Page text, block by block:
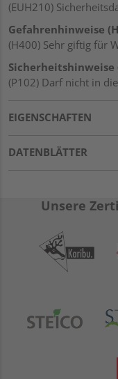
(EUH210)
Gefahrenhinweise
(H400) Sehr giftig für
Sicherheitshinweise
(P102) Darf nicht in
EIGENSCHAFTEN
DATENBLÄTTER
Unsere